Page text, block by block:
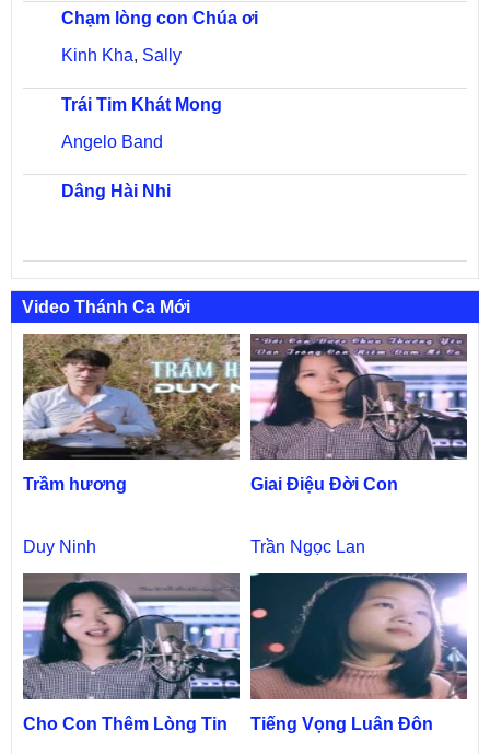
Chạm lòng con Chúa ơi
Kinh Kha, Sally
Trái Tim Khát Mong
Angelo Band
Dâng Hài Nhi
Video Thánh Ca Mới
Trầm hương
Duy Ninh
Giai Điệu Đời Con
Trần Ngọc Lan
Cho Con Thêm Lòng Tin Tiếng Vọng Luân Đôn